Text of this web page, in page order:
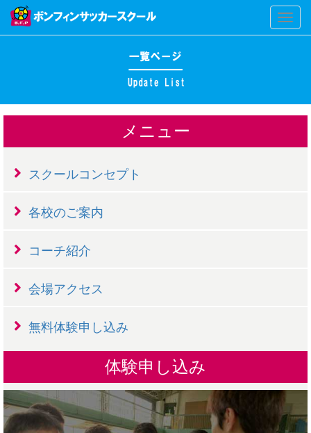
Toggle
メニュー
スクールコンセプト
各校のご案内
コーチ紹介
会場アクセス
無料体験申し込み
体験申し込み